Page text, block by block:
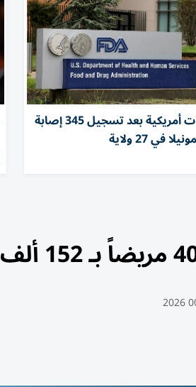
تحقيقات أمريكية بعد تسجيل 345 إصابة
في 27 ولاية